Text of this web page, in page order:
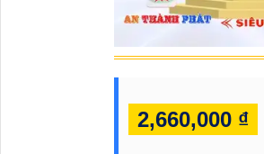
2,660,000 ₫